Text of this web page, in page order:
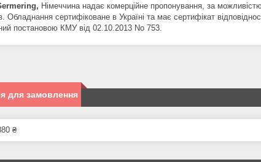
Німеччина надає комерційне пропонування, за
Обладнання сертифіковане в Україні та має сертифікат
постановою КМУ від 02.10.2013 No 753.
для замовлення
₴